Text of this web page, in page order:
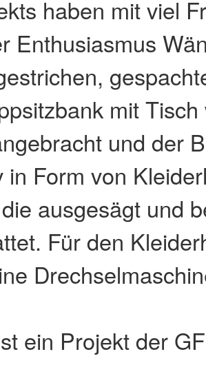
haben mit viel
Enthusiasmus
mit
und der
in Form von
ausgesägt und
Für den
ein Projekt der